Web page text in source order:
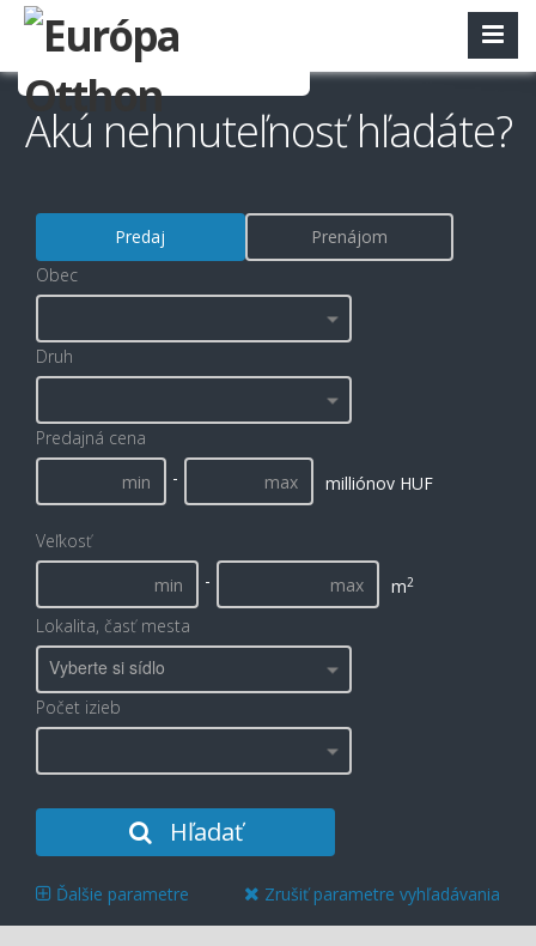
Akú nehnuteľnosť hľadáte?
Predaj
Prenájom
Obec
Druh
Predajná cena
-
milliónov HUF
Veľkosť
-
m2
Lokalita, časť mesta
Vyberte si sídlo
Počet izieb
Hľadať
Ďalšie parametre Zrušiť parametre vyhľadávania